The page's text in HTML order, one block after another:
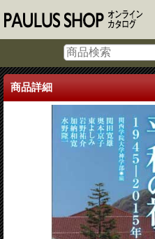
商品詳細